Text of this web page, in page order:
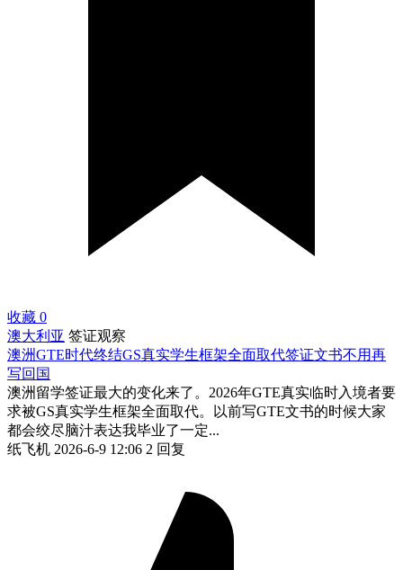
收藏 0
澳大利亚 签证观察
澳洲GTE时代终结GS真实学生框架全面取代签证文书不用再
写回国
澳洲留学签证最大的变化来了。2026年GTE真实临时入境者要
求被GS真实学生框架全面取代。以前写GTE文书的时候大家
都会绞尽脑汁表达我毕业了一定...
纸飞机 2026-6-9 12:06 2 回复